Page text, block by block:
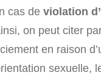
cas de violation
on peut citer
en raison
sexuelle,